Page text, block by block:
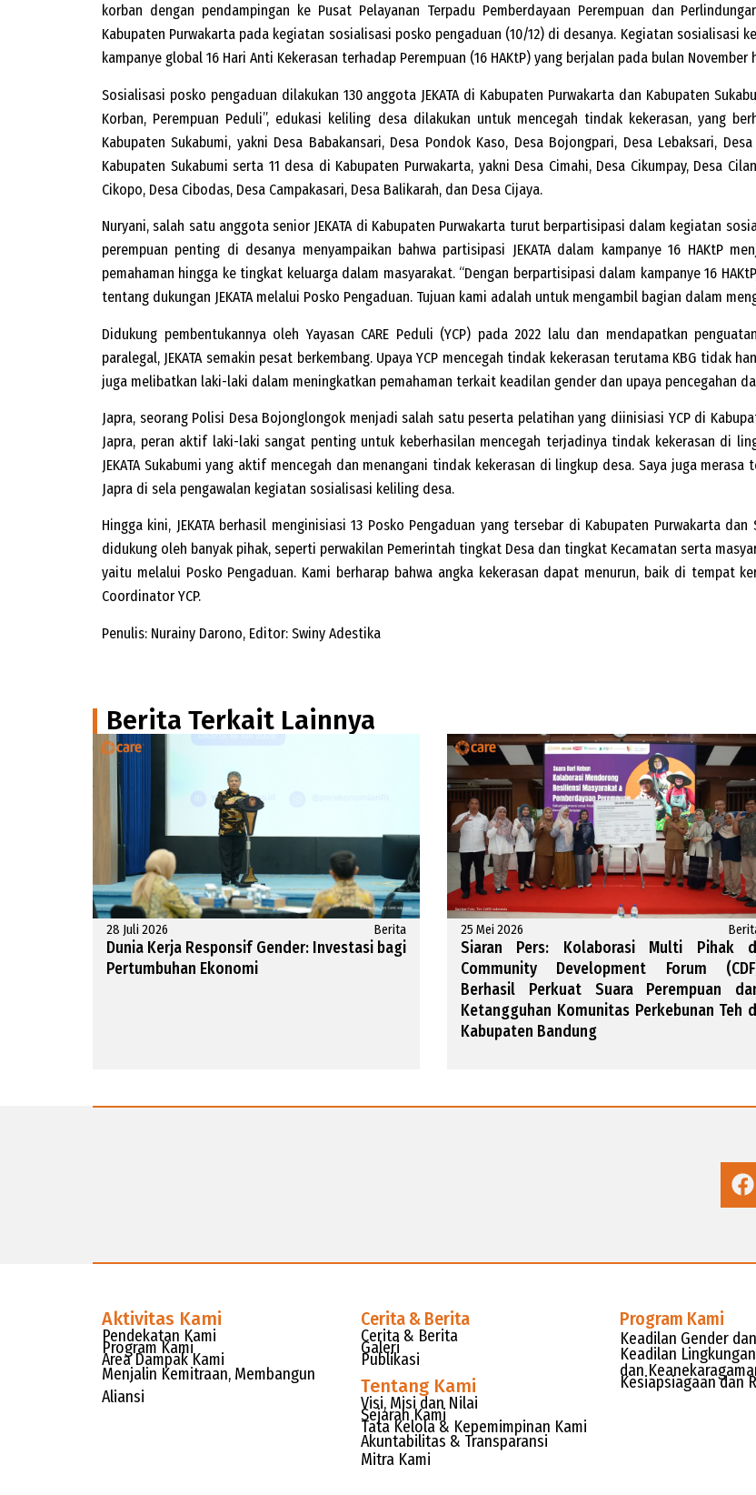
korban dengan pendampingan ke Pusat Pelayanan Terpadu Pemberdayaan Perempuan dan
Kabupaten Purwakarta pada kegiatan sosialisasi posko pengaduan (10/12) di desanya. Kegiatan sosialisasi
kampanye global 16 Hari Anti Kekerasan terhadap Perempuan (16 HAKtP) yang berjalan pada bulan November
Sosialisasi posko pengaduan dilakukan 130 anggota JEKATA di Kabupaten Purwakarta dan Kabupaten
Korban, Perempuan Peduli”, edukasi keliling desa dilakukan untuk mencegah tindak kekerasan, yang
Kabupaten Sukabumi, yakni Desa Babakansari, Desa Pondok Kaso, Desa Bojongpari, Desa Lebaksari,
Kabupaten Sukabumi serta 11 desa di Kabupaten Purwakarta, yakni Desa Cimahi, Desa Cikumpay, Desa
Cikopo, Desa Cibodas, Desa Campakasari, Desa Balikarah, dan Desa Cijaya.
Nuryani, salah satu anggota senior JEKATA di Kabupaten Purwakarta turut berpartisipasi dalam kegiatan
perempuan penting di desanya menyampaikan bahwa partisipasi JEKATA dalam kampanye 16 HAKtP
pemahaman hingga ke tingkat keluarga dalam masyarakat. “Dengan berpartisipasi dalam kampanye 16
tentang dukungan JEKATA melalui Posko Pengaduan. Tujuan kami adalah untuk mengambil bagian dalam
Didukung pembentukannya oleh Yayasan CARE Peduli (YCP) pada 2022 lalu dan mendapatkan
paralegal, JEKATA semakin pesat berkembang. Upaya YCP mencegah tindak kekerasan terutama KBG tidak
juga melibatkan laki-laki dalam meningkatkan pemahaman terkait keadilan gender dan upaya pencegahan
Japra, seorang Polisi Desa Bojonglongok menjadi salah satu peserta pelatihan yang diinisiasi YCP di
Japra, peran aktif laki-laki sangat penting untuk keberhasilan mencegah terjadinya tindak kekerasan di
JEKATA Sukabumi yang aktif mencegah dan menangani tindak kekerasan di lingkup desa. Saya juga
Japra di sela pengawalan kegiatan sosialisasi keliling desa.
Hingga kini, JEKATA berhasil menginisiasi 13 Posko Pengaduan yang tersebar di Kabupaten Purwakarta
didukung oleh banyak pihak, seperti perwakilan Pemerintah tingkat Desa dan tingkat Kecamatan serta
yaitu melalui Posko Pengaduan. Kami berharap bahwa angka kekerasan dapat menurun, baik di tempat
Coordinator YCP.
Penulis: Nurainy Darono, Editor: Swiny Adestika
Berita Terkait Lainnya
28 Juli 2026 Berita
Dunia Kerja Responsif Gender: Investasi bagi
Pertumbuhan Ekonomi
25 Mei 2026
Siaran Pers: Kolaborasi Multi Pihak
Community Development Forum
Berhasil Perkuat Suara Perempuan
Ketangguhan Komunitas Perkebunan Teh
Kabupaten Bandung
Aktivitas Kami
Pendekatan Kami
Program Kami
Area Dampak Kami
Menjalin Kemitraan, Membangun
Aliansi
Cerita & Berita
Cerita & Berita
Galeri
Publikasi
Tentang Kami
Visi, Misi dan Nilai
Sejarah Kami
Tata Kelola & Kepemimpinan Kami
Akuntabilitas & Transparansi
Mitra Kami
Program Kami
Keadilan Gender
Keadilan
dan
Kesiapsiagaan dan